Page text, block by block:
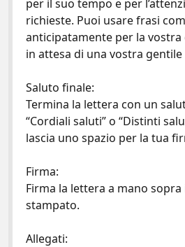
per il suo tempo e per
richieste. Puoi usare frasi
anticipatamente per la
in attesa di una vostra gentile
Saluto finale:
Termina la lettera con un
“Cordiali saluti” o “Distinti
lascia uno spazio per la tua
Firma:
Firma la lettera a mano
stampato.
Allegati: